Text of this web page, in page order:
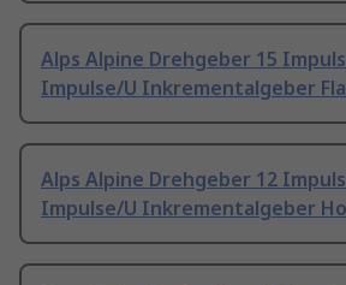
Alps Alpine Drehgeber 15
Impulse/U Inkrementalgeber
Alps Alpine Drehgeber 12
Impulse/U Inkrementalgeber